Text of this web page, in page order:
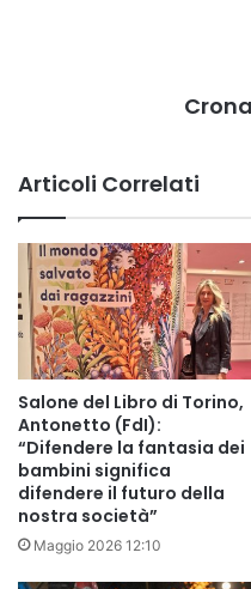
Articoli Correlati
Salone del Libro di Torino,
Antonetto (FdI):
“Difendere la fantasia dei
bambini significa
difendere il futuro della
nostra società”
Maggio 2026 12:10